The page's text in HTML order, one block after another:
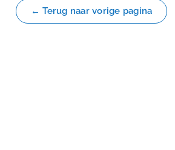
← Terug naar vorige pagina